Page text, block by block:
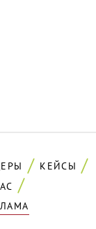
КЕЙСЫ